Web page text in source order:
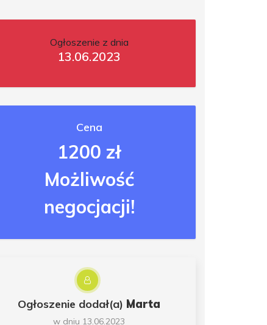
Ogłoszenie z dnia
13.06.2023
Cena
1200 zł
Możliwość
negocjacji!
Ogłoszenie dodał(a) Marta
w dniu 13.06.2023